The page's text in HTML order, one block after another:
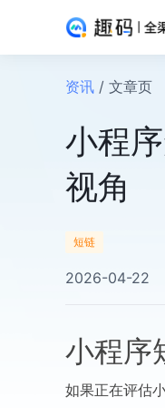
资讯 / 文章页
小程
视角
短链
2026-04-22
小程序
如果正在评估